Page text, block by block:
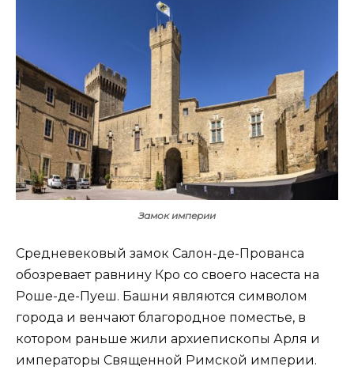
Замок империи
Средневековый замок Салон-де-Прованса
обозревает равнину Кро со своего насеста на
Роше-де-Пуеш. Башни являются символом
города и венчают благородное поместье, в
котором раньше жили архиепископы Арля и
императоры Священной Римской империи.